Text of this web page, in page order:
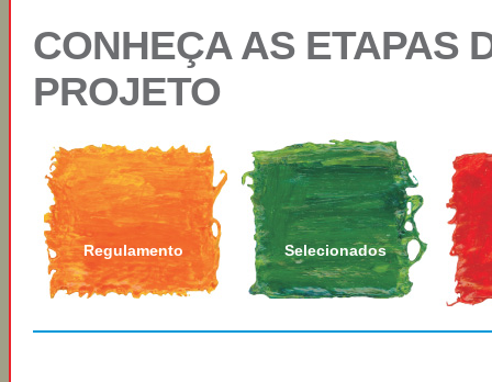
CONHEÇA AS ETAPAS
PROJETO
Regulamento Selecionados